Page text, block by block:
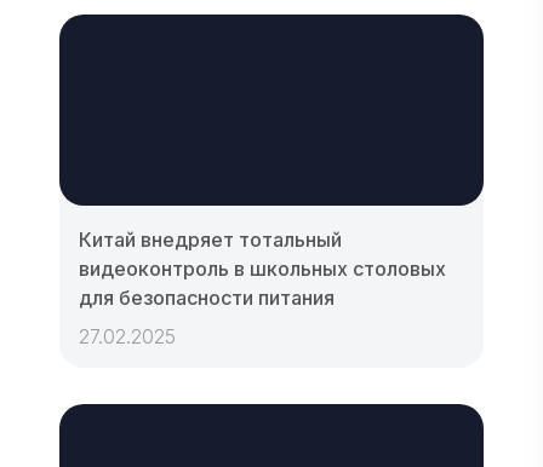
Китай внедряет тотальный
видеоконтроль в школьных столовых
для безопасности питания
27.02.2025